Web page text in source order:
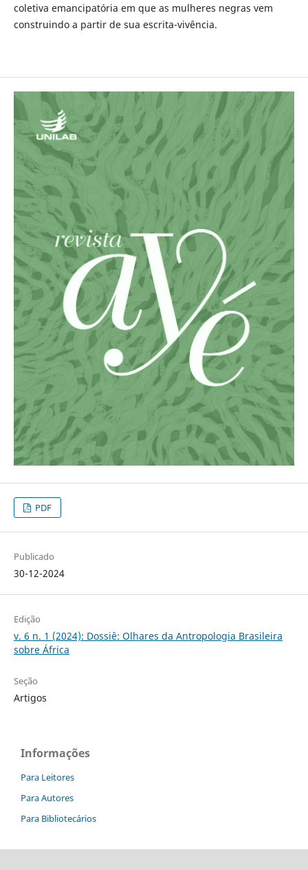
coletiva emancipatória em que as mulheres negras vem
construindo a partir de sua escrita-vivência.
PDF
Publicado
30-12-2024
Edição
v. 6 n. 1 (2024): Dossiê: Olhares da Antropologia Brasileira
sobre África
Seção
Artigos
Informações
Para Leitores
Para Autores
Para Bibliotecários